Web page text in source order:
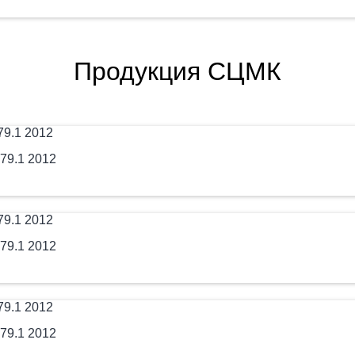
Продукция СЦМК
2012
2012
2012